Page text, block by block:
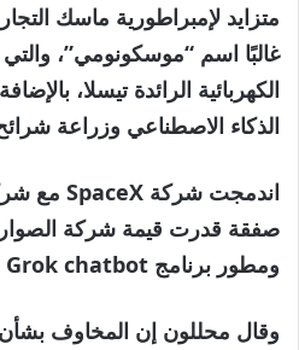
متزايد لإمبراطورية ماسك
غالبًا اسم “موسكونومي”،
الكهربائية الرائدة تيسلا،
الذكاء الاصطناعي وزراعة
صفقة قدرت قيمة شركة
ومطور برنامج Grok chatbot بمبلغ 250 مليار دولار.
وقال محللون إن المخاوف